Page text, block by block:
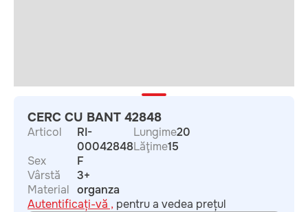
CERC CU BANT 42848
Articol
RI-
00042848
Sex
F
Vârstă
3+
Material organza
Lungime20
Lăţime15
Autentificați-vă , pentru a vedea prețul